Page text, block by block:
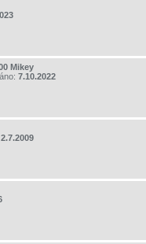
Mikey
7.10.2022
2.7.2009